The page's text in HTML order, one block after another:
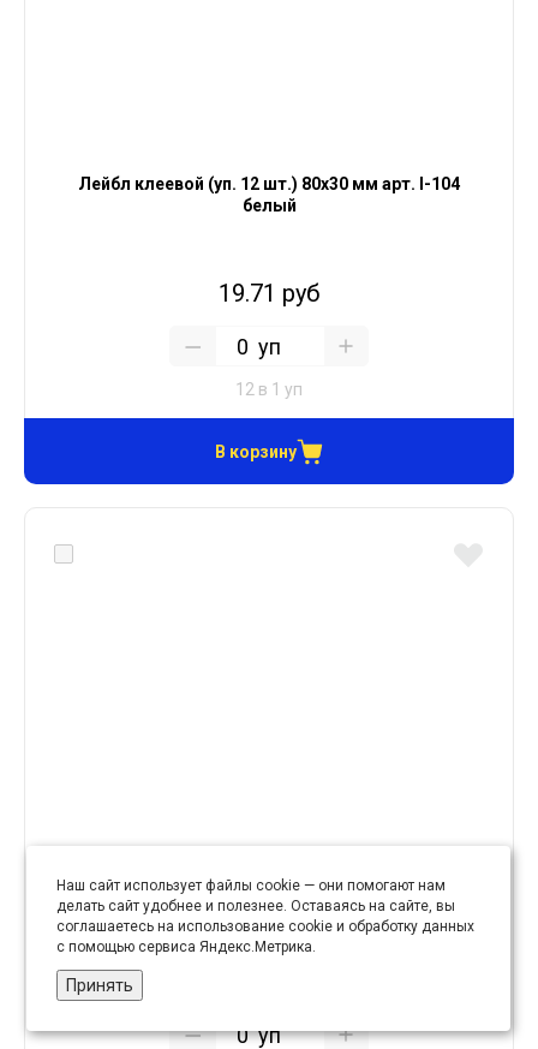
Лейбл клеевой (уп. 12 шт.) 80х30 мм арт. I-104
белый
19.71 руб
уп
12 в 1 уп
В корзину
Лейбл клеевой (уп. 12 шт.) 60х46 мм арт. I-108
уп
Наш сайт использует файлы cookie — они помогают нам
делать сайт удобнее и полезнее. Оставаясь на сайте, вы
соглашаетесь на использование cookie и обработку данных
с помощью сервиса Яндекс.Метрика.
Принять